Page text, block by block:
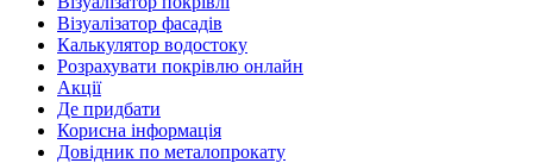
Візуалізатор фасадів
Калькулятор водостоку
Розрахувати покрівлю онлайн
Акції
Де придбати
Корисна інформація
Довідник по металопрокату